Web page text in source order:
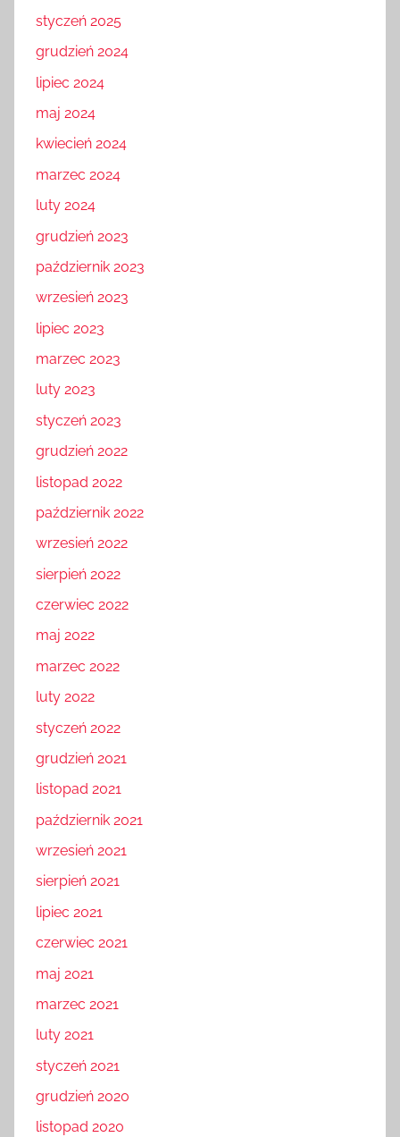
styczeń 2025
grudzień 2024
lipiec 2024
maj 2024
kwiecień 2024
marzec 2024
luty 2024
grudzień 2023
październik 2023
wrzesień 2023
lipiec 2023
marzec 2023
luty 2023
styczeń 2023
grudzień 2022
listopad 2022
październik 2022
wrzesień 2022
sierpień 2022
czerwiec 2022
maj 2022
marzec 2022
luty 2022
styczeń 2022
grudzień 2021
listopad 2021
październik 2021
wrzesień 2021
sierpień 2021
lipiec 2021
czerwiec 2021
maj 2021
marzec 2021
luty 2021
styczeń 2021
grudzień 2020
listopad 2020